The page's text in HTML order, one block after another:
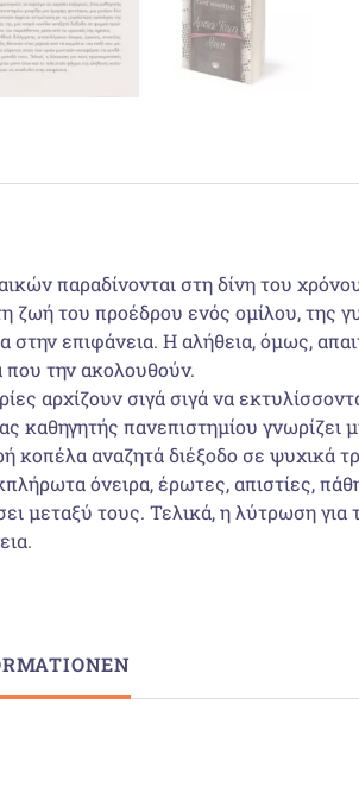
παραδίνονται στη δίνη του
ζωή του προέδρου ενός ομίλου, της
στην επιφάνεια. Η αλήθεια, όμως,
που την ακολουθούν.
αρχίζουν σιγά σιγά να
καθηγητής πανεπιστημίου
κοπέλα αναζητά διέξοδο σε ψυχικά
όνειρα, έρωτες, απιστίες,
μεταξύ τους. Τελικά, η λύτρωση